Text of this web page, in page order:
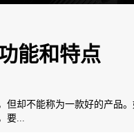
能和特点
但却不能称为一款好的产品
要...